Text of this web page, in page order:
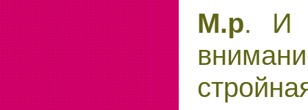
М.р. И